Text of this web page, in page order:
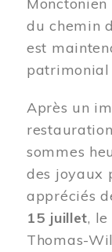
du chemin
est
Après un
sommes
des joyaux
appréciés
15 juillet,
Thomas-